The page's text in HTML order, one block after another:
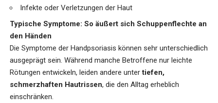
Infekte oder Verletzungen der Haut
Typische Symptome: So äußert sich Schuppenflechte an
den Händen
Die Symptome der Handpsoriasis können sehr unterschiedlich
ausgeprägt sein. Während manche Betroffene nur leichte
Rötungen entwickeln, leiden andere untertiefen,
schmerzhaften Hautrissen, die den Alltag erheblich
einschränken.